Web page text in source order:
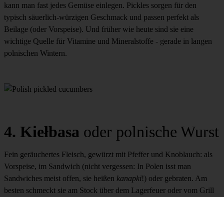
kann man fast jedes Gemüse einlegen. Pickles sorgen für den
typisch säuerlich-würzigen Geschmack und passen perfekt als
Beilage (oder Vorspeise). Und früher wie heute sind sie eine
wichtige Quelle für Vitamine und Mineralstoffe - gerade in langen
polnischen Wintern.
4. Kiełbasa oder polnische Wurst
Fein geräuchertes Fleisch, gewürzt mit Pfeffer und Knoblauch: als
Vorspeise, im Sandwich (nicht vergessen: In Polen isst man
Sandwiches meist offen, sie heißen kanapki!) oder gebraten. Am
besten schmeckt sie am Stock über dem Lagerfeuer oder vom Grill